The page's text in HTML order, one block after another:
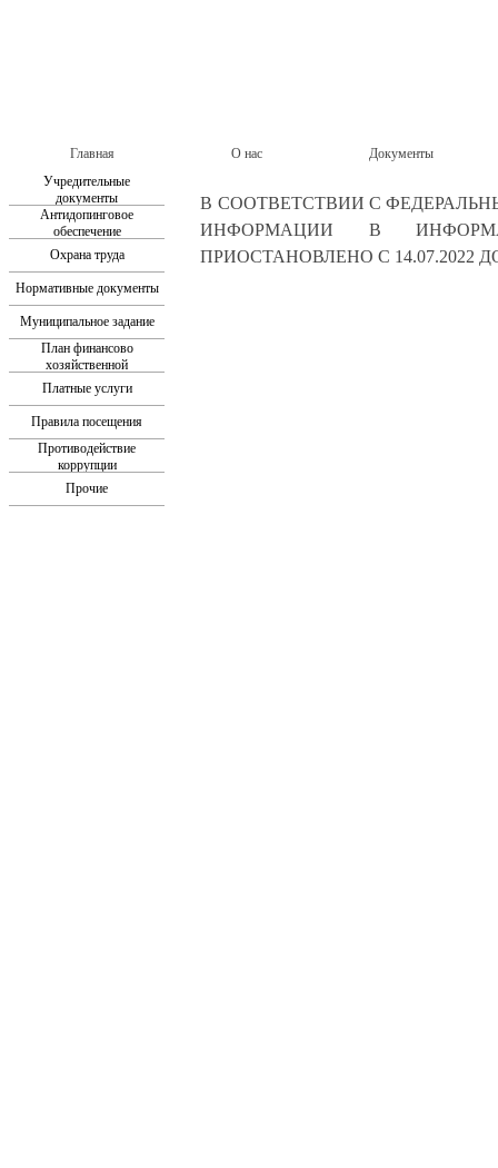
Главная О нас
Документы
Учредительные
документы
Антидопинговое
обеспечение
Охрана труда
Нормативные документы
Муниципальное задание
План финансово
хозяйственной
деятельности
Платные услуги
Правила посещения
Противодействие
коррупции
Прочие
В СООТВЕТСТВИИ С
ИНФОРМАЦИИ В
ПРИОСТАНОВЛЕНО С 14.07.2022 ДО